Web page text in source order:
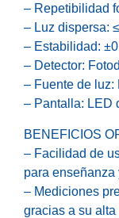
– Repetibilidad
– Luz dispersa:
– Estabilidad:
– Detector:
– Fuente de luz:
– Pantalla: LED
BENEFICIOS
– Facilidad de
para
– Mediciones
gracias a su